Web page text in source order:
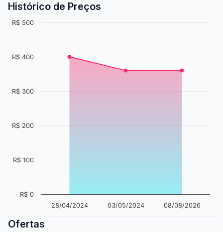
Histórico de Preços
28/04/2024 03/05/2024 08/08/2026
R$ 0
R$ 100
R$ 200
R$ 300
R$ 400
R$ 500
Ofertas